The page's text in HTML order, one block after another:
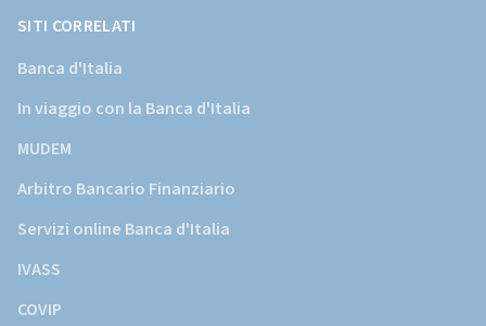
SITI CORRELATI
Banca d'Italia
In viaggio con la Banca d'Italia
MUDEM
Arbitro Bancario Finanziario
Servizi online Banca d'Italia
IVASS
COVIP